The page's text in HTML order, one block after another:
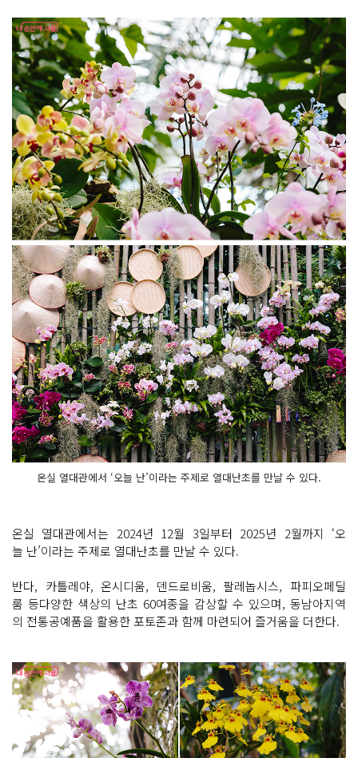
온실 열대관에서 ‘오늘 난’이라는 주제로 열대난초를 만날 수 있다.
온실 열대관에서는 2024년 12월 3일부터 2025년 2월까지 ‘오
늘 난’이라는 주제로 열대난초를 만날 수 있다.
반다, 카틀레야, 온시디움, 덴드로비움, 팔레놉시스, 파피오페딜
룸 등다양한 색상의 난초 60여종을 감상할 수 있으며, 동남아지역
의 전통공예품을 활용한 포토존과 함께 마련되어 즐거움을 더한다.